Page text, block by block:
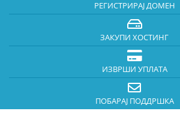
РЕГИСТРИРАЈ ДОМЕН
ЗАКУПИ ХОСТИНГ
ИЗВРШИ УПЛАТА
ПОБАРАЈ ПОДДРШКА